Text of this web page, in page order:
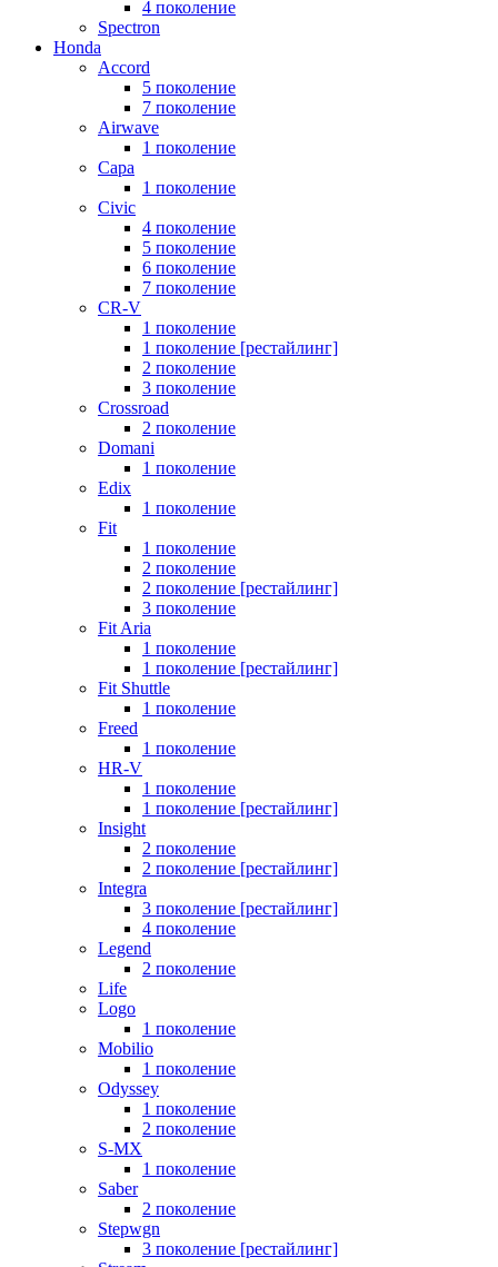
4 поколение
Spectron
Honda
Accord
5 поколение
7 поколение
Airwave
1 поколение
Capa
1 поколение
Civic
4 поколение
5 поколение
6 поколение
7 поколение
CR-V
1 поколение
1 поколение [рестайлинг]
2 поколение
3 поколение
Crossroad
2 поколение
Domani
1 поколение
Edix
1 поколение
Fit
1 поколение
2 поколение
2 поколение [рестайлинг]
3 поколение
Fit Aria
1 поколение
1 поколение [рестайлинг]
Fit Shuttle
1 поколение
Freed
1 поколение
HR-V
1 поколение
1 поколение [рестайлинг]
Insight
2 поколение
2 поколение [рестайлинг]
Integra
3 поколение [рестайлинг]
4 поколение
Legend
2 поколение
Life
Logo
1 поколение
Mobilio
1 поколение
Odyssey
1 поколение
2 поколение
S-MX
1 поколение
Saber
2 поколение
Stepwgn
3 поколение [рестайлинг]